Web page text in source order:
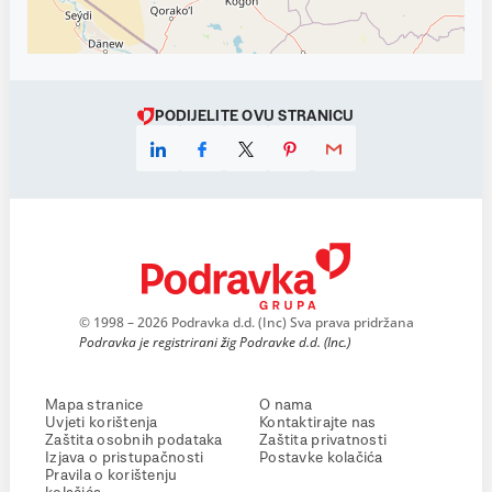
PODIJELITE OVU STRANICU
© 1998 – 2026 Podravka d.d. (Inc) Sva prava pridržana
Podravka je registrirani žig Podravke d.d. (Inc.)
Mapa stranice
Uvjeti korištenja
Zaštita osobnih podataka
Izjava o pristupačnosti
Pravila o korištenju
O nama
Kontaktirajte nas
Zaštita privatnosti
Postavke kolačića